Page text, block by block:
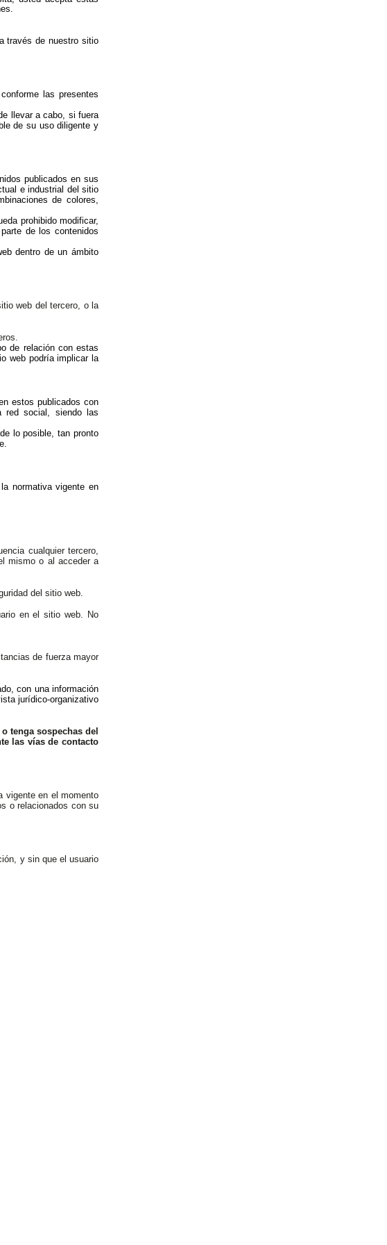
través de nuestro sitio
las presentes
llevar a cabo, si fuera
de su uso diligente y
publicados en sus
e industrial del sitio
de colores,
prohibido modificar,
de los contenidos
dentro de un ámbito
web del tercero, o la
de relación con estas
web podría implicar la
estos publicados con
red social, siendo las
lo posible, tan pronto
normativa vigente en
cualquier tercero,
mismo o al acceder a
del sitio web.
en el sitio web. No
de fuerza mayor
con una información
jurídico-organizativo
tenga sospechas del
las vías de contacto
vigente en el momento
o relacionados con su
y sin que el usuario